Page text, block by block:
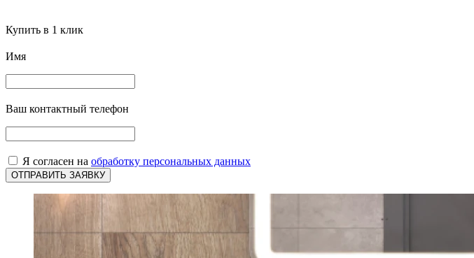
Купить в 1 клик
Имя
Ваш контактный телефон
Я согласен на обработку персональных данных